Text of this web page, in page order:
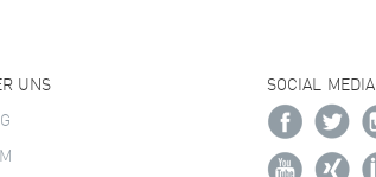
UNS SOCIAL MEDIA